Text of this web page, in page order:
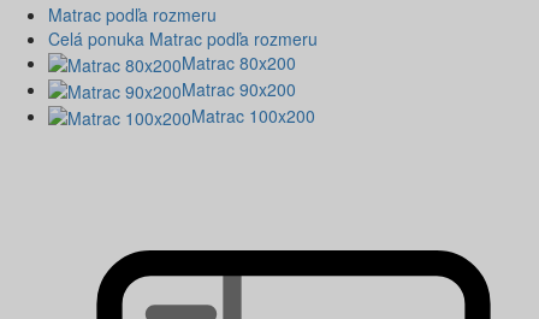
Matrac podľa rozmeru
Celá ponuka Matrac podľa rozmeru
Matrac 80x200
Matrac 90x200
Matrac 100x200